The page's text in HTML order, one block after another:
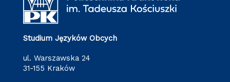
Studium Języków Obcych
ul. Warszawska 24
31-155 Kraków